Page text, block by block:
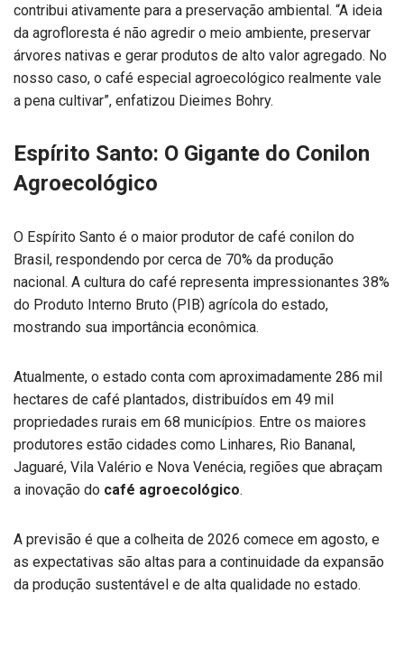
contribui ativamente para a preservação ambiental. “A ideia
da agrofloresta é não agredir o meio ambiente, preservar
árvores nativas e gerar produtos de alto valor agregado. No
nosso caso, o café especial agroecológico realmente vale
a pena cultivar”, enfatizou Dieimes Bohry.
Espírito Santo: O Gigante do Conilon
Agroecológico
O Espírito Santo é o maior produtor de café conilon do
Brasil, respondendo por cerca de 70% da produção
nacional. A cultura do café representa impressionantes 38%
do Produto Interno Bruto (PIB) agrícola do estado,
mostrando sua importância econômica.
Atualmente, o estado conta com aproximadamente 286 mil
hectares de café plantados, distribuídos em 49 mil
propriedades rurais em 68 municípios. Entre os maiores
produtores estão cidades como Linhares, Rio Bananal,
Jaguaré, Vila Valério e Nova Venécia, regiões que abraçam
a inovação do café agroecológico.
A previsão é que a colheita de 2026 comece em agosto, e
as expectativas são altas para a continuidade da expansão
da produção sustentável e de alta qualidade no estado.